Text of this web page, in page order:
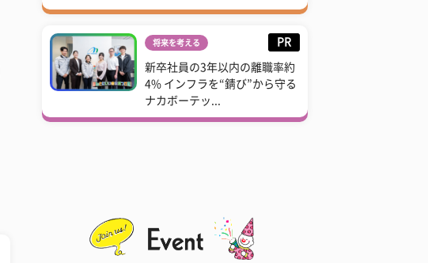
将来を考える PR
新卒社員の3年以内の離職率約
4% インフラを“錆び”から守る
ナカボーテッ...